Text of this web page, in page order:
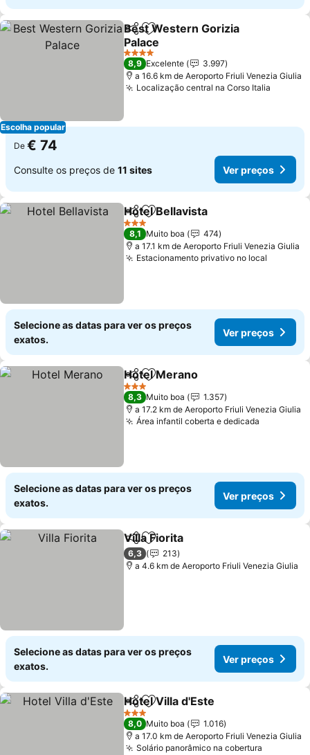
Escolha popular
PartilharAdicionar aos favoritos
Best Western Gorizia
Palace
Ver preços
4 Estrelas
8,9 Excelente
3.997
a 16.6 km de Aeroporto Friuli Venezia Giulia
Localização central na Corso Italia
De € 74
Consulte os preços de 11 sites Ver preços
PartilharAdicionar aos favoritos
Hotel Bellavista
3 Estrelas
8,1 Muito boa
474
a 17.1 km de Aeroporto Friuli Venezia Giulia
Estacionamento privativo no local
Selecione as datas para ver os preços
exatos.
Ver preços
PartilharAdicionar aos favoritos
Hotel Merano
3 Estrelas
8,3 Muito boa
1.357
a 17.2 km de Aeroporto Friuli Venezia Giulia
Área infantil coberta e dedicada
Selecione as datas para ver os preços
exatos.
Ver preços
PartilharAdicionar aos favoritos
Villa Fiorita
6,3
213
a 4.6 km de Aeroporto Friuli Venezia Giulia
Selecione as datas para ver os preços
exatos.
Ver preços
PartilharAdicionar aos favoritos
Hotel Villa d'Este
3 Estrelas
8,0 Muito boa
1.016
a 17.0 km de Aeroporto Friuli Venezia Giulia
Solário panorâmico na cobertura